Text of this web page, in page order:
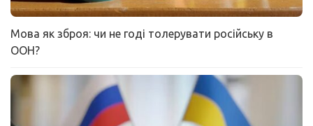
Мова як зброя: чи не годі толерувати російську в
ООН?